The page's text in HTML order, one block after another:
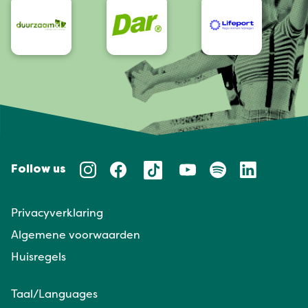
Follow us
Privacyverklaring
Algemene voorwaarden
Huisregels
Taal/Languages